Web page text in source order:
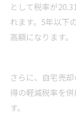
として税率が
れます。5年以下
高額になります。
さらに、自宅売
得の軽減税率を
す。